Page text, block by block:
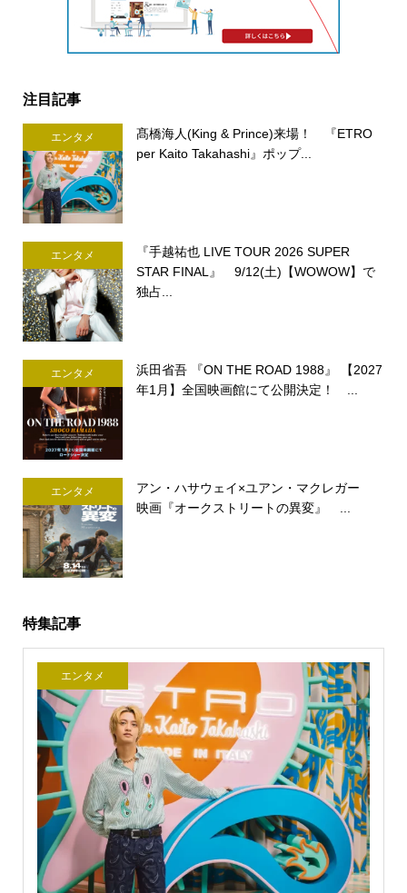
注目記事
エンタメ
髙橋海人(King & Prince)来場！ 『ETRO
per Kaito Takahashi』ポップ...
エンタメ
『手越祐也 LIVE TOUR 2026 SUPER
STAR FINAL』 9/12(土)【WOWOW】で
独占...
エンタメ
浜田省吾 『ON THE ROAD 1988』 【2027
年1月】全国映画館にて公開決定！ ...
エンタメ
アン・ハサウェイ×ユアン・マクレガー
映画『オークストリートの異変』 ...
特集記事
エンタメ